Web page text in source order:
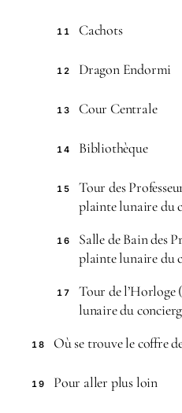
11 Cachots
12 Dragon Endormi
13 Cour Centrale
14 Bibliothèque
15
Tour des
plainte lunaire du
16
Salle de Bain des
plainte lunaire du
17
Tour de l’Horloge
lunaire du
18 Où se trouve le coffre
19 Pour aller plus loin